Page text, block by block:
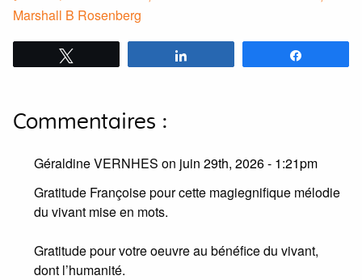
Marshall B Rosenberg
Commentaires :
Géraldine VERNHES on juin 29th, 2026 - 1:21pm
Gratitude Françoise pour cette magiegnifique mélodie
du vivant mise en mots.
Gratitude pour votre oeuvre au bénéfice du vivant,
dont l’humanité.